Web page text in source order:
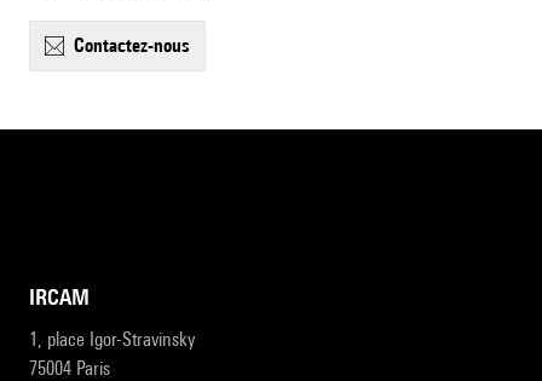
contactez-nous
IRCAM
1, place Igor-Stravinsky
75004 Paris